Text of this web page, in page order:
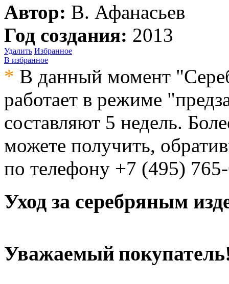
Автор: В. Афанасьев
Год создания: 2013
Удалить Избранное
В избранное
* В данный момент
работает в режиме
составляют 5 недель.
можете получить,
по телефону +7 (495)
Уход за серебряным
Уважаемый